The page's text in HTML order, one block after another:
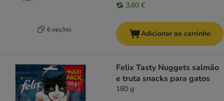
6 opções
3,60 €
Adicionar ao carrinho
Felix Tasty Nuggets salmão
e truta snacks para gatos
180 g